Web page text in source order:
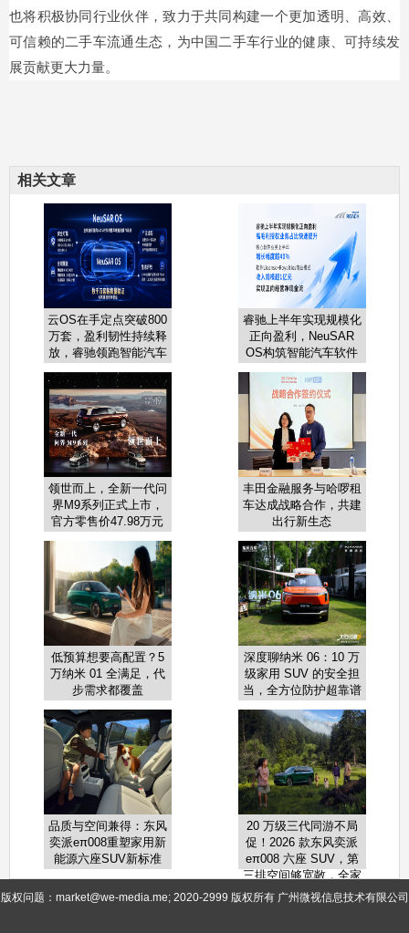
也将积极协同行业伙伴，致力于共同构建一个更加透明、高效、
可信赖的二手车流通生态，为中国二手车行业的健康、可持续发
展贡献更大力量。
相关文章
云OS在手定点突破800
万套，盈利韧性持续释
放，睿驰领跑智能汽车
软件增长新周期
睿驰上半年实现规模化
正向盈利，NeuSAR
OS构筑智能汽车软件
增长新引擎
领世而上，全新一代问
界M9系列正式上市，
官方零售价47.98万元
丰田金融服务与哈啰租
车达成战略合作，共建
出行新生态
低预算想要高配置？5
万纳米 01 全满足，代
步需求都覆盖
深度聊纳米 06：10 万
级家用 SUV 的安全担
当，全方位防护超靠谱
品质与空间兼得：东风
奕派eπ008重塑家用新
能源六座SUV新标准
20 万级三代同游不局
促！2026 款东风奕派
eπ008 六座 SUV，第
三排空间够宽敞，全家
出行超自在
版权问题：market@we-media.me; 2020-2999 版权所有 广州微视信息技术有限公司